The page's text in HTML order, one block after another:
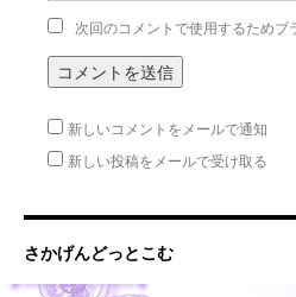
次回のコメントで使用するため
新しいコメントをメールで通知
新しい投稿をメールで受け取る
さかげんどっとこむ